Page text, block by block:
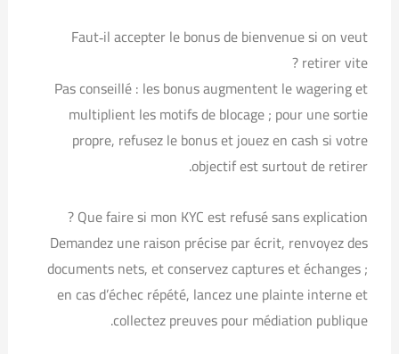
Faut‑il accepter le bonus de bienvenue si on veut
retirer vite ?
Pas conseillé : les bonus augmentent le wagering et
multiplient les motifs de blocage ; pour une sortie
propre, refusez le bonus et jouez en cash si votre
objectif est surtout de retirer.
Que faire si mon KYC est refusé sans explication ?
Demandez une raison précise par écrit, renvoyez des
documents nets, et conservez captures et échanges ;
en cas d’échec répété, lancez une plainte interne et
collectez preuves pour médiation publique.